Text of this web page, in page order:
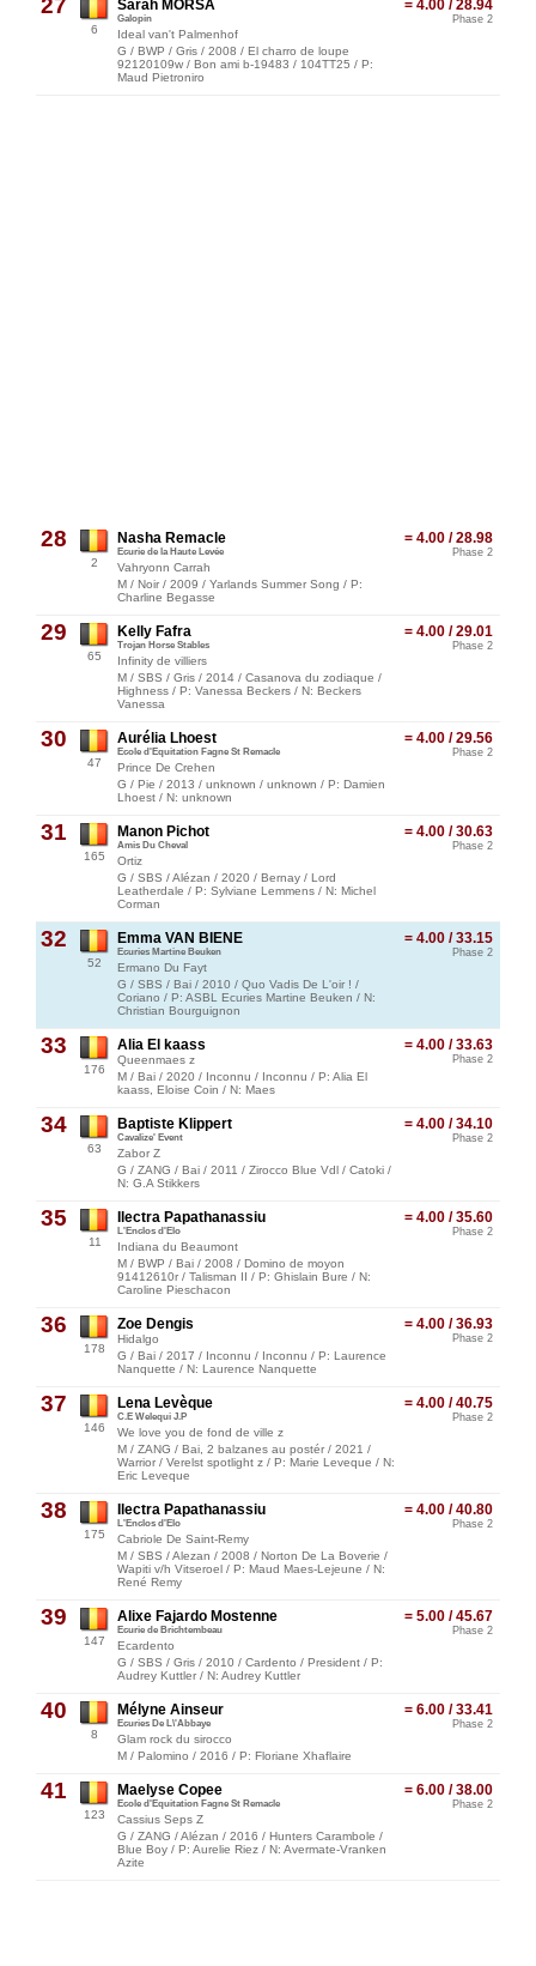
27
6
= 4.00 / 28.94
Phase 2
Sarah MORSA
Galopin
Ideal van't Palmenhof
G / BWP / Gris / 2008 / El charro de loupe
92120109w / Bon ami b-19483 / 104TT25 / P:
Maud Pietroniro
28
2
= 4.00 / 28.98
Phase 2
Nasha Remacle
Ecurie de la Haute Levée
Vahryonn Carrah
M / Noir / 2009 / Yarlands Summer Song / P:
Charline Begasse
29
65
= 4.00 / 29.01
Phase 2
Kelly Fafra
Trojan Horse Stables
Infinity de villiers
M / SBS / Gris / 2014 / Casanova du zodiaque /
Highness / P: Vanessa Beckers / N: Beckers
Vanessa
30
47
= 4.00 / 29.56
Phase 2
Aurélia Lhoest
Ecole d'Equitation Fagne St Remacle
Prince De Crehen
G / Pie / 2013 / unknown / unknown / P: Damien
Lhoest / N: unknown
31
165
= 4.00 / 30.63
Phase 2
Manon Pichot
Amis Du Cheval
Ortiz
G / SBS / Alézan / 2020 / Bernay / Lord
Leatherdale / P: Sylviane Lemmens / N: Michel
Corman
32
52
= 4.00 / 33.15
Phase 2
Emma VAN BIENE
Ecuries Martine Beuken
Ermano Du Fayt
G / SBS / Bai / 2010 / Quo Vadis De L'oir ! /
Coriano / P: ASBL Ecuries Martine Beuken / N:
Christian Bourguignon
33
176
= 4.00 / 33.63
Phase 2
Alia El kaass
Queenmaes z
M / Bai / 2020 / Inconnu / Inconnu / P: Alia El
kaass, Eloise Coin / N: Maes
34
63
= 4.00 / 34.10
Phase 2
Baptiste Klippert
Cavalize' Event
Zabor Z
G / ZANG / Bai / 2011 / Zirocco Blue Vdl / Catoki /
N: G.A Stikkers
35
11
= 4.00 / 35.60
Phase 2
Ilectra Papathanassiu
L'Enclos d'Elo
Indiana du Beaumont
M / BWP / Bai / 2008 / Domino de moyon
91412610r / Talisman II / P: Ghislain Bure / N:
Caroline Pieschacon
36
178
= 4.00 / 36.93
Phase 2
Zoe Dengis
Hidalgo
G / Bai / 2017 / Inconnu / Inconnu / P: Laurence
Nanquette / N: Laurence Nanquette
37
146
= 4.00 / 40.75
Phase 2
Lena Levèque
C.E Welequi J.P
We love you de fond de ville z
M / ZANG / Bai, 2 balzanes au postér / 2021 /
Warrior / Verelst spotlight z / P: Marie Leveque / N:
Eric Leveque
38
175
= 4.00 / 40.80
Phase 2
Ilectra Papathanassiu
L'Enclos d'Elo
Cabriole De Saint-Remy
M / SBS / Alezan / 2008 / Norton De La Boverie /
Wapiti v/h Vitseroel / P: Maud Maes-Lejeune / N:
René Remy
39
147
= 5.00 / 45.67
Phase 2
Alixe Fajardo Mostenne
Ecurie de Brichtembeau
Ecardento
G / SBS / Gris / 2010 / Cardento / President / P:
Audrey Kuttler / N: Audrey Kuttler
40
8
= 6.00 / 33.41
Phase 2
Mélyne Ainseur
Ecuries De L\'Abbaye
Glam rock du sirocco
M / Palomino / 2016 / P: Floriane Xhaflaire
41
123
= 6.00 / 38.00
Phase 2
Maelyse Copee
Ecole d'Equitation Fagne St Remacle
Cassius Seps Z
G / ZANG / Alézan / 2016 / Hunters Carambole /
Blue Boy / P: Aurelie Riez / N: Avermate-Vranken
Azite